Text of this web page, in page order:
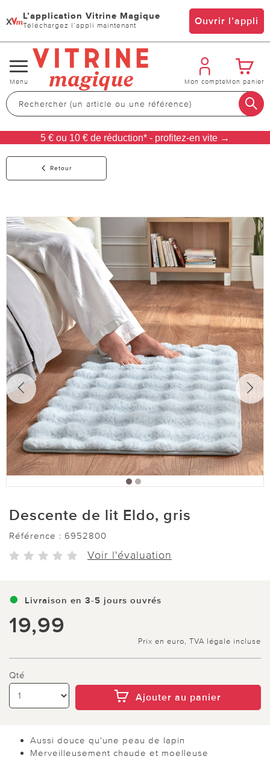
x L’application Vitrine Magique
Téléchargez l’appli maintenant Ouvrir l’appli
Changer
de
navigation
Menu Mon compteMon panier
5 € ou 10 € de réduction* - profitez-en vite →
Retour
Descente de lit Eldo, gris
Référence : 6952800
Voir l'évaluation
Livraison en 3-5 jours ouvrés
19,99
Prix en euro, TVA légale incluse
Qté
Ajouter au panier
Aussi douce qu'une peau de lapin
Merveilleusement chaude et moelleuse